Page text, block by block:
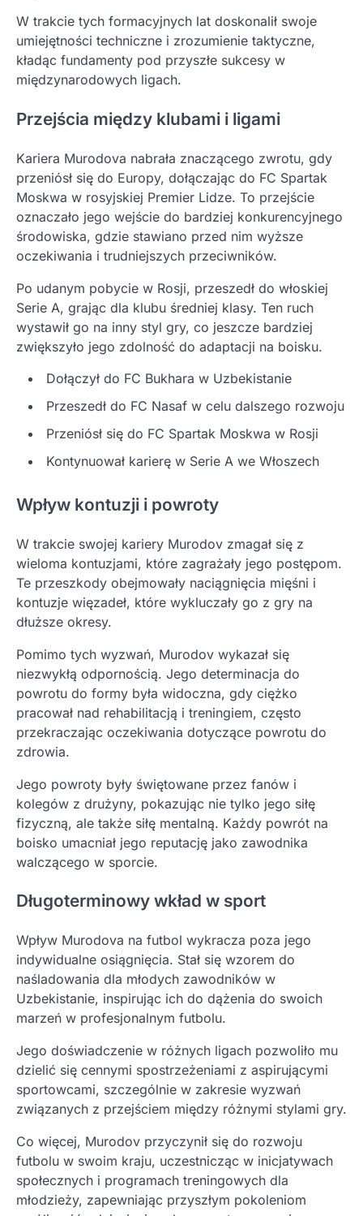
W trakcie tych formacyjnych lat doskonalił swoje
umiejętności techniczne i zrozumienie taktyczne,
kładąc fundamenty pod przyszłe sukcesy w
międzynarodowych ligach.
Przejścia między klubami i ligami
Kariera Murodova nabrała znaczącego zwrotu, gdy
przeniósł się do Europy, dołączając do FC Spartak
Moskwa w rosyjskiej Premier Lidze. To przejście
oznaczało jego wejście do bardziej konkurencyjnego
środowiska, gdzie stawiano przed nim wyższe
oczekiwania i trudniejszych przeciwników.
Po udanym pobycie w Rosji, przeszedł do włoskiej
Serie A, grając dla klubu średniej klasy. Ten ruch
wystawił go na inny styl gry, co jeszcze bardziej
zwiększyło jego zdolność do adaptacji na boisku.
Dołączył do FC Bukhara w Uzbekistanie
Przeszedł do FC Nasaf w celu dalszego rozwoju
Przeniósł się do FC Spartak Moskwa w Rosji
Kontynuował karierę w Serie A we Włoszech
Wpływ kontuzji i powroty
W trakcie swojej kariery Murodov zmagał się z
wieloma kontuzjami, które zagrażały jego postępom.
Te przeszkody obejmowały naciągnięcia mięśni i
kontuzje więzadeł, które wykluczały go z gry na
dłuższe okresy.
Pomimo tych wyzwań, Murodov wykazał się
niezwykłą odpornością. Jego determinacja do
powrotu do formy była widoczna, gdy ciężko
pracował nad rehabilitacją i treningiem, często
przekraczając oczekiwania dotyczące powrotu do
zdrowia.
Jego powroty były świętowane przez fanów i
kolegów z drużyny, pokazując nie tylko jego siłę
fizyczną, ale także siłę mentalną. Każdy powrót na
boisko umacniał jego reputację jako zawodnika
walczącego w sporcie.
Długoterminowy wkład w sport
Wpływ Murodova na futbol wykracza poza jego
indywidualne osiągnięcia. Stał się wzorem do
naśladowania dla młodych zawodników w
Uzbekistanie, inspirując ich do dążenia do swoich
marzeń w profesjonalnym futbolu.
Jego doświadczenie w różnych ligach pozwoliło mu
dzielić się cennymi spostrzeżeniami z aspirującymi
sportowcami, szczególnie w zakresie wyzwań
związanych z przejściem między różnymi stylami gry.
Co więcej, Murodov przyczynił się do rozwoju
futbolu w swoim kraju, uczestnicząc w inicjatywach
społecznych i programach treningowych dla
młodzieży, zapewniając przyszłym pokoleniom